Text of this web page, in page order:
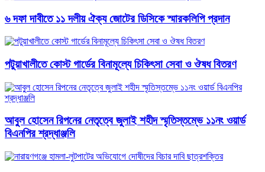
৬ দফা দাবীতে ১১ দলীয় ঐক্য জোটের ডিসিকে স্মারকলিপি প্রদান
পটুয়াখালীতে কোস্ট গার্ডের বিনামূল্যে চিকিৎসা সেবা ও ঔষধ বিতরণ
আবু্ল হোসেন রিপনের নেতৃত্বে জুলাই শহীদ স্মৃতিস্তম্ভে ১১নং ওয়ার্ড
বিএনপির শ্রদ্ধাঞ্জলি